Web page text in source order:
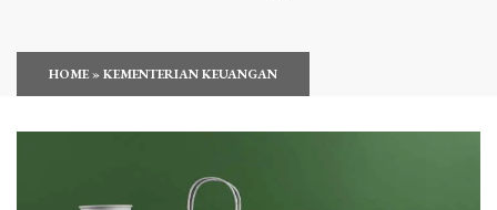
HOME»KEMENTERIAN KEUANGAN